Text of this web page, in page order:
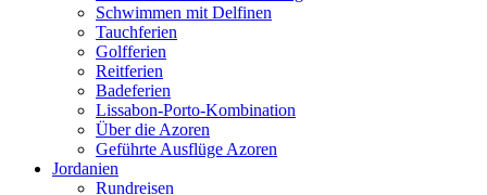
Schwimmen mit Delfinen
Tauchferien
Golfferien
Reitferien
Badeferien
Lissabon-Porto-Kombination
Über die Azoren
Geführte Ausflüge Azoren
Jordanien
Rundreisen